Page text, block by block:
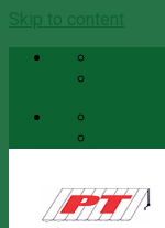
Skip to content